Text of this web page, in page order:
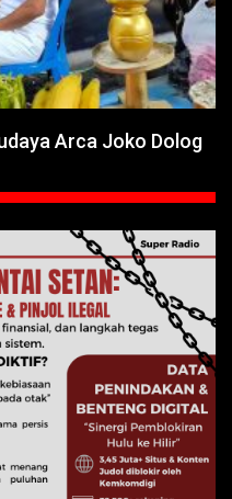
Arca Joko Dolog